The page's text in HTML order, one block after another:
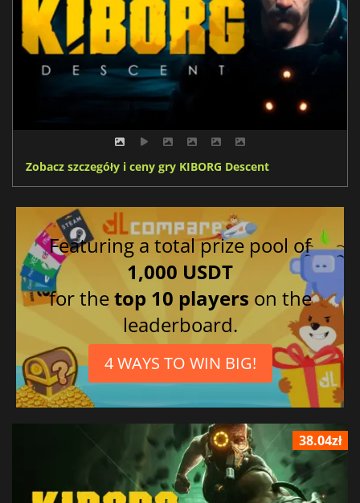
Zobacz szczegóły i ceny gry KIBORG Descent
Featuring a total prize pool of
1,000 USDT
for thetop 10 players on the
leaderboard.
4 WAYS TO WIN BIG!
38.04zł